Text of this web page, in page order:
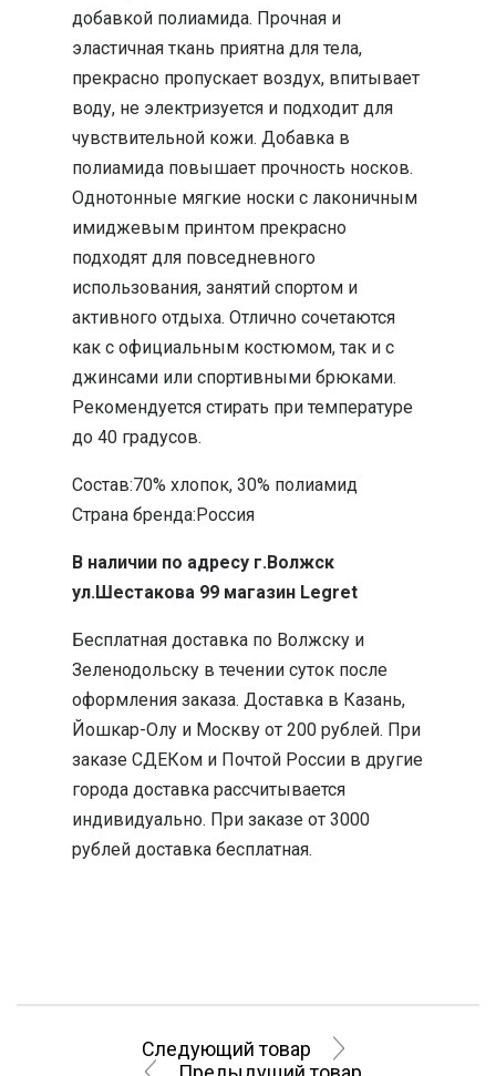
добавкой полиамида. Прочная и
эластичная ткань приятна для тела,
прекрасно пропускает воздух, впитывает
воду, не электризуется и подходит для
чувствительной кожи. Добавка в
полиамида повышает прочность носков.
Однотонные мягкие носки с лаконичным
имиджевым принтом прекрасно
подходят для повседневного
использования, занятий спортом и
активного отдыха. Отлично сочетаются
как с официальным костюмом, так и с
джинсами или спортивными брюками.
Рекомендуется стирать при температуре
до 40 градусов.
Состав:70% хлопок, 30% полиамид
Страна бренда:Россия
В наличии по адресу г.Волжск
ул.Шестакова 99 магазин Legret
Бесплатная доставка по Волжску и
Зеленодольску в течении суток после
оформления заказа. Доставка в Казань,
Йошкар-Олу и Москву от 200 рублей. При
заказе СДЕКом и Почтой России в другие
города доставка рассчитывается
индивидуально. При заказе от 3000
рублей доставка бесплатная.
Следующий товар